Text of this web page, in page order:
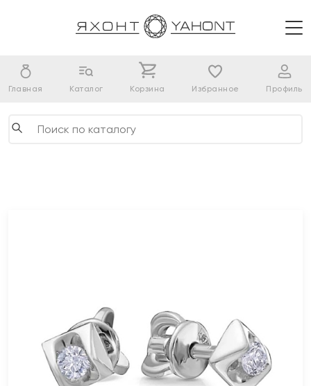
Главная Каталог Корзина Избранное Профиль